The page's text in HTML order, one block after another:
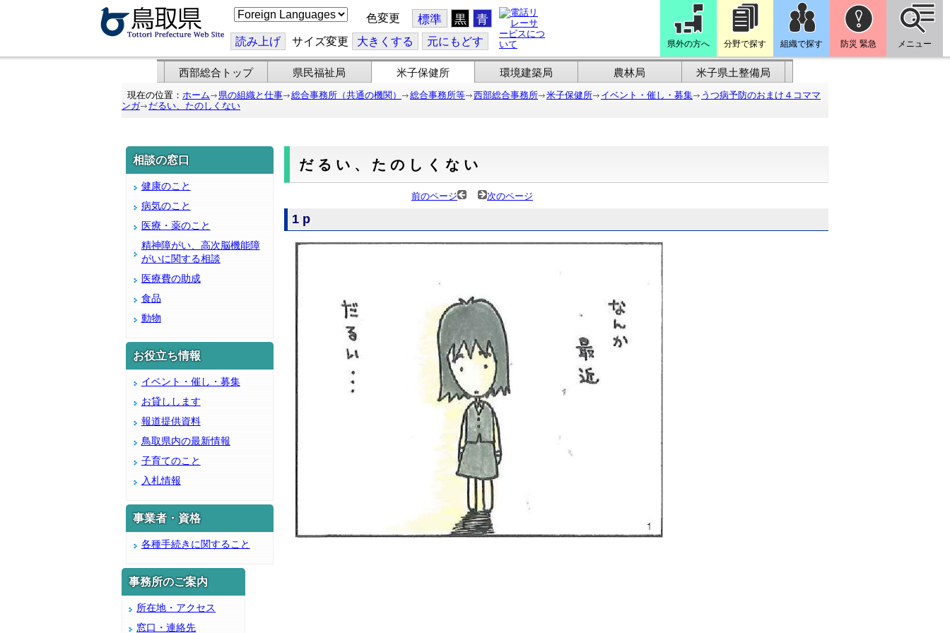
こ
の
ジ
を
翻
訳
す
る
色変更 標準 黒 青
読み上げ サイズ変更 大きくする 元にもどす 県外の方へ 分野で探す 組織で探す 防災 緊急 メニュー
西部総合トップ 県民福祉局 米子保健所 環境建築局 農林局 米子県土整備局
現在の位置： ホーム 県の組織と仕事 総合事務所（共通の機関） 総合事務所等 西部総合事務所 米子保健所 イベント・催し・募集
うつ病予防のおまけ４コママ
ンガ
だるい、たのしくない
相談の窓口
健康のこと
病気のこと
医療・薬のこと
精神障がい、高次脳機能障
がいに関する相談
医療費の助成
食品
動物
お役立ち情報
イベント・催し・募集
お貸しします
報道提供資料
鳥取県内の最新情報
子育てのこと
入札情報
事業者・資格
各種手続きに関すること
事務所のご案内
所在地・アクセス
窓口・連絡先
だるい、たのしくない
前のページ 次のページ
1p